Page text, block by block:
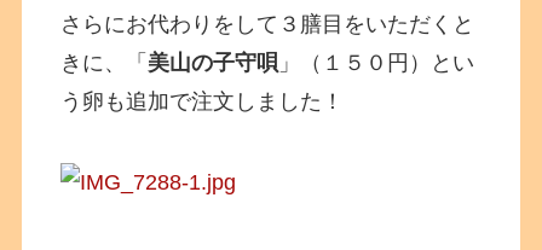
さらにお代わりをして３膳目をいただくと
きに、「 美山の子守唄 」（１５０円）とい
う卵も追加で注文しました！